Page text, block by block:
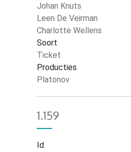
Johan Knuts
Leen De Veirman
Charlotte Wellens
Soort
Ticket
Producties
Platonov
1.159
Id